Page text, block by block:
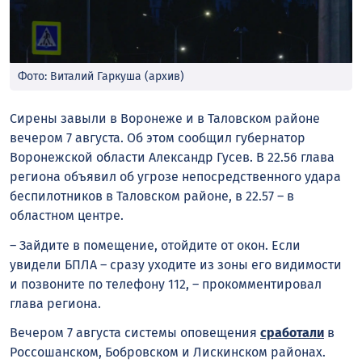
Фото: Виталий Гаркуша (архив)
Сирены завыли в Воронеже и в Таловском районе
вечером 7 августа. Об этом сообщил губернатор
Воронежской области Александр Гусев. В 22.56 глава
региона объявил об угрозе непосредственного удара
беспилотников в Таловском районе, в 22.57 – в
областном центре.
– Зайдите в помещение, отойдите от окон. Если
увидели БПЛА – сразу уходите из зоны его видимости
и позвоните по телефону 112, – прокомментировал
глава региона.
Вечером 7 августа системы оповещения сработали в
Россошанском, Бобровском и Лискинском районах.